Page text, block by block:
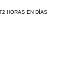
HORAS EN DÍAS